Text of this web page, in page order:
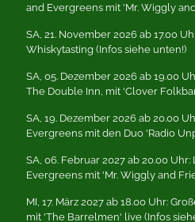
and Evergreens mit 'Mr. Wiggly
SA, 21. November 2026 ab 17.00
Whiskytasting (Infos siehe unten!)
SA, 05. Dezember 2026 ab 19.00
The Double Inn, mit 'Clover
SA, 19. Dezember 2026 ab 20.00
Evergreens mit den Duo 'Radio
SA, 06. Februar 2027 ab 20.00
Evergreens mit 'Mr. Wiggly and
MI, 17. März 2027 ab 18.00 Uhr:
mit 'The Barrelmen' live (Infos